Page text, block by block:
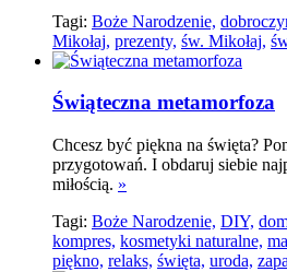
Tagi: Boże Narodzenie,
Mikołaj, prezenty, św. Mikołaj,
Świąteczna metamorfoza
Chcesz być piękna na święta?
przygotowań. I obdaruj siebie
miłością. »
Tagi: Boże Narodzenie, DIY,
kompres, kosmetyki naturalne,
piękno, relaks, święta, uroda,